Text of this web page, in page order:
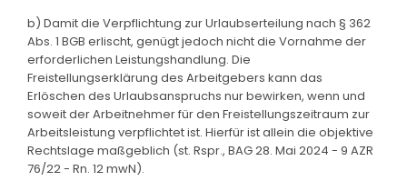
b) Damit die Verpflichtung zur Urlaubserteilung nach § 362
Abs. 1 BGB erlischt, genügt jedoch nicht die Vornahme der
erforderlichen Leistungshandlung. Die
Freistellungserklärung des Arbeitgebers kann das
Erlöschen des Urlaubsanspruchs nur bewirken, wenn und
soweit der Arbeitnehmer für den Freistellungszeitraum zur
Arbeitsleistung verpflichtet ist. Hierfür ist allein die objektive
Rechtslage maßgeblich (st. Rspr., BAG 28. Mai 2024 - 9 AZR
76/22 - Rn. 12 mwN).